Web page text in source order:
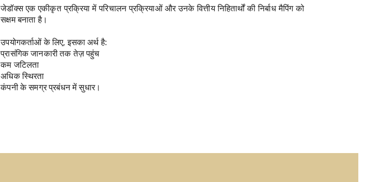
जेडॉक्स एक एकीकृत प्रक्रिया में परिचालन प्रक्रियाओं और उनके वित्तीय निहितार्थों की निर्बाध मैपिंग को
सक्षम बनाता है।
उपयोगकर्ताओं के लिए, इसका अर्थ है:
प्रासंगिक जानकारी तक तेज़ पहुंच
कम जटिलता
अधिक स्थिरता
कंपनी के समग्र प्रबंधन में सुधार।